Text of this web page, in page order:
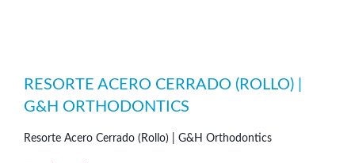
RESORTE ACERO CERRADO (ROLLO) |
G&H ORTHODONTICS
Resorte Acero Cerrado (Rollo) | G&H Orthodontics